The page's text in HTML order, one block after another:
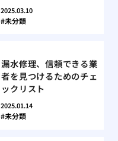
2025.03.10
未分類
漏水修理、信頼できる業
者を見つけるためのチェ
ックリスト
2025.01.14
未分類